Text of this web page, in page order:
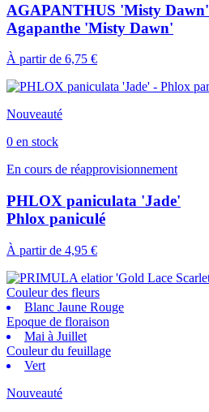
AGAPANTHUS 'Misty Dawn'
Agapanthe 'Misty Dawn'
À partir de 6,75 €
Nouveauté
0 en stock
En cours de réapprovisionnement
PHLOX paniculata 'Jade'
Phlox paniculé
À partir de 4,95 €
Couleur des fleurs
Blanc Jaune Rouge
Epoque de floraison
Mai à Juillet
Couleur du feuillage
Vert
Nouveauté